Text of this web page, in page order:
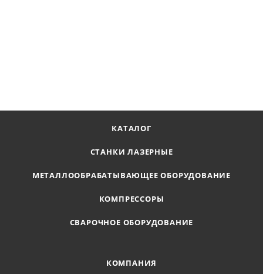
КАТАЛОГ
СТАНКИ ЛАЗЕРНЫЕ
МЕТАЛЛООБРАБАТЫВАЮЩЕЕ ОБОРУДОВАНИЕ
КОМПРЕССОРЫ
СВАРОЧНОЕ ОБОРУДОВАНИЕ
КОМПАНИЯ